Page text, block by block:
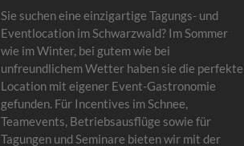
Sie suchen eine einzigartige Tagungs- und
Eventlocation im Schwarzwald? Im Sommer
wie im Winter, bei gutem wie bei
unfreundlichem Wetter haben sie die perfekte
Location mit eigener Event-Gastronomie
gefunden. Für Incentives im Schnee,
Teamevents, Betriebsausflüge sowie für
Tagungen und Seminare bieten wir mit der